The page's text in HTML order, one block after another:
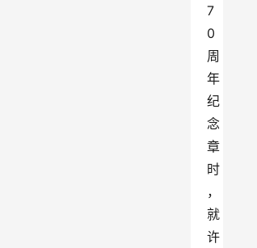
7
0
周
年
纪
念
章
时
，
就
许